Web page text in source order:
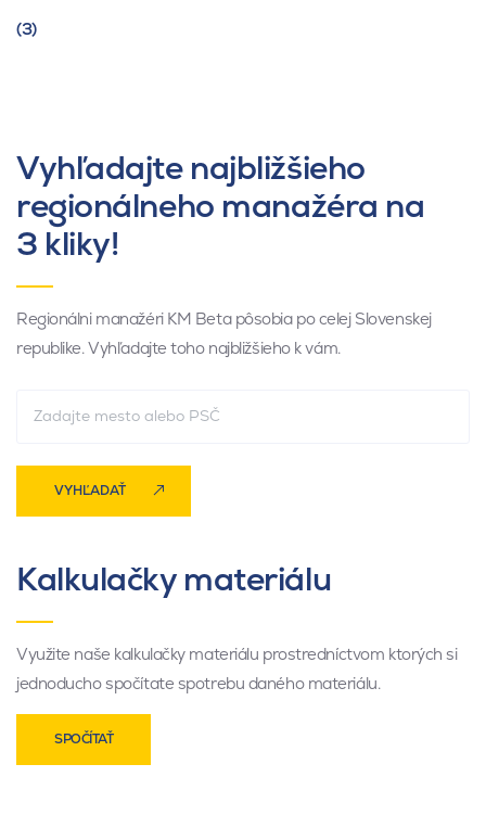
(3)
Vyhľadajte najbližšieho
regionálneho manažéra na
3 kliky!
Regionálni manažéri KM Beta pôsobia po celej Slovenskej
republike. Vyhľadajte toho najbližšieho k vám.
VYHĽADAŤ
Kalkulačky materiálu
Využite naše kalkulačky materiálu prostredníctvom ktorých si
jednoducho spočítate spotrebu daného materiálu.
SPOČÍTAŤ